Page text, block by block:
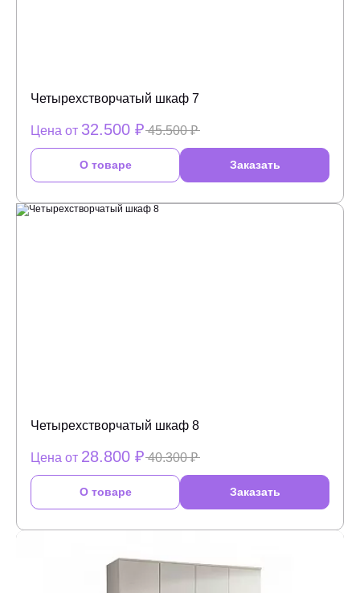
Четырехстворчатый шкаф 7
Цена от 32.500 ₽ 45.500 ₽
О товаре Заказать
Четырехстворчатый шкаф 8
Цена от 28.800 ₽ 40.300 ₽
О товаре Заказать